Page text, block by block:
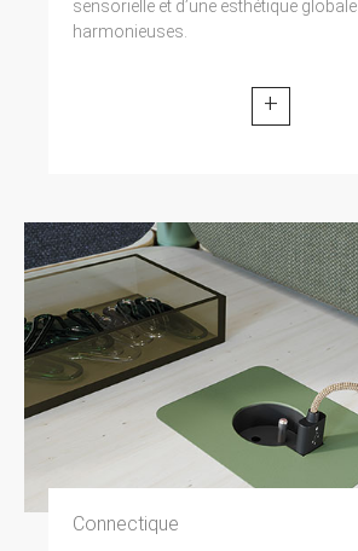
sensorielle et d’une esthétique globale
harmonieuses.
+
Connectique